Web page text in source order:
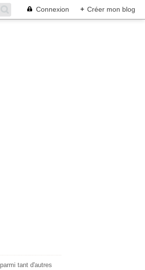
Connexion + Créer mon blog
parmi tant d'autres